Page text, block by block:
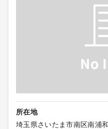
所在地
埼玉県さいたま市南区南浦